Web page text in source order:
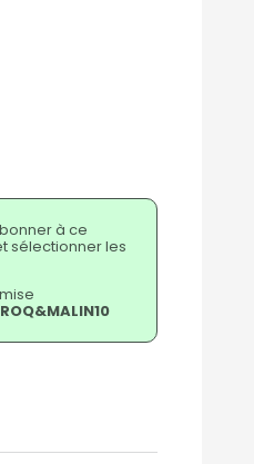
à ce
sélectionner les